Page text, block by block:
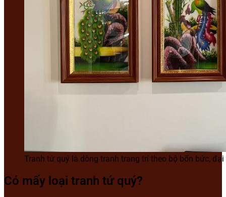
Tranh tứ quý là dòng tranh trang trí theo bộ bốn bức,
Có mấy loại tranh tứ quý?